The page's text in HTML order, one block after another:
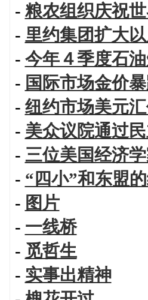
- 粮农组织庆祝
- 里约集团扩大
- 今年４季度石
- 国际市场金价
- 纽约市场美元
- 美众议院通过
- 三位美国经济
- “四小”和东盟
- 图片
- 一线桥
- 觅哲生
- 实事出精神